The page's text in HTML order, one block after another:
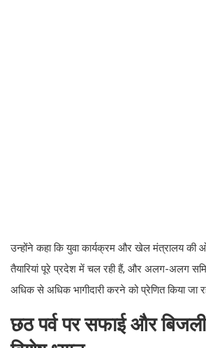
उन्होंने कहा कि युवा कार्यक्रम और खेल मंत्रालय
तैयारियां पूरे प्रदेश में चल रही हैं, और अलग-अलग
अधिक से अधिक भागीदारी करने को प्रेणित किया जा
छठ पर्व पर सफाई और